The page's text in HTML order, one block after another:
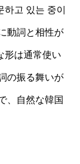
고 있는 중이
動詞と相性が
形は通常使い
の振る舞いが
、自然な韓国